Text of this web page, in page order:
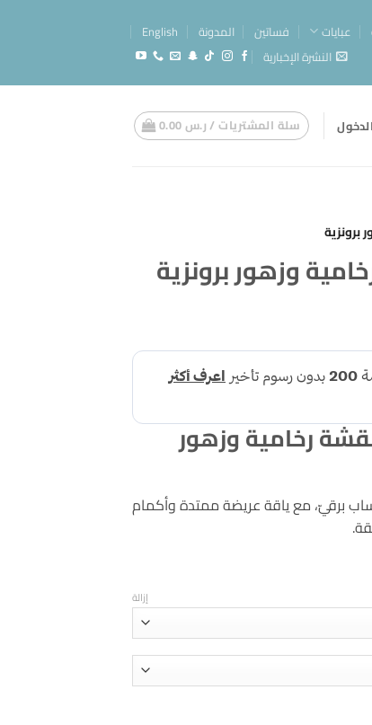
عبايات فساتين المدونة
English
النشرة الإخبارية
سلة المشتريات /ر.س
برونزية
وزهور برونزية
رخامية وزهور
برقيّ، مع ياقة عريضة ممتدة وأكمام
إزالة